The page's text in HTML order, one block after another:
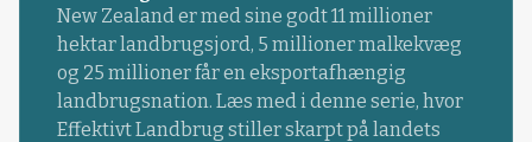
New Zealand er med sine godt 11 millioner
hektar landbrugsjord, 5 millioner malkekvæg
og 25 millioner får en eksportafhængig
landbrugsnation. Læs med i denne serie, hvor
Effektivt Landbrug stiller skarpt på landets